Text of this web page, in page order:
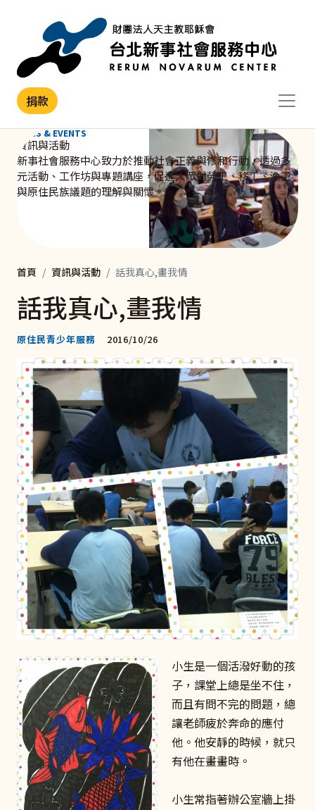
捐款
NEWS & EVENTS
資訊與活動
新事社會服務中心致力於推動社會正義與修和行動，透過多
元活動、工作坊與專題講座，促進大眾對勞工、移工、漁工
與原住民族議題的理解與關懷。
首頁 資訊與活動 話我真心,畫我情
話我真心,畫我情
原住民青少年服務 2016/10/26
小生是一個活潑好動的孩
子，課堂上總是坐不住，
而且有問不完的問題，總
讓老師疲於奔命的應付
他。他安靜的時候，就只
有他在畫畫時。
小生常指著辦公室牆上掛